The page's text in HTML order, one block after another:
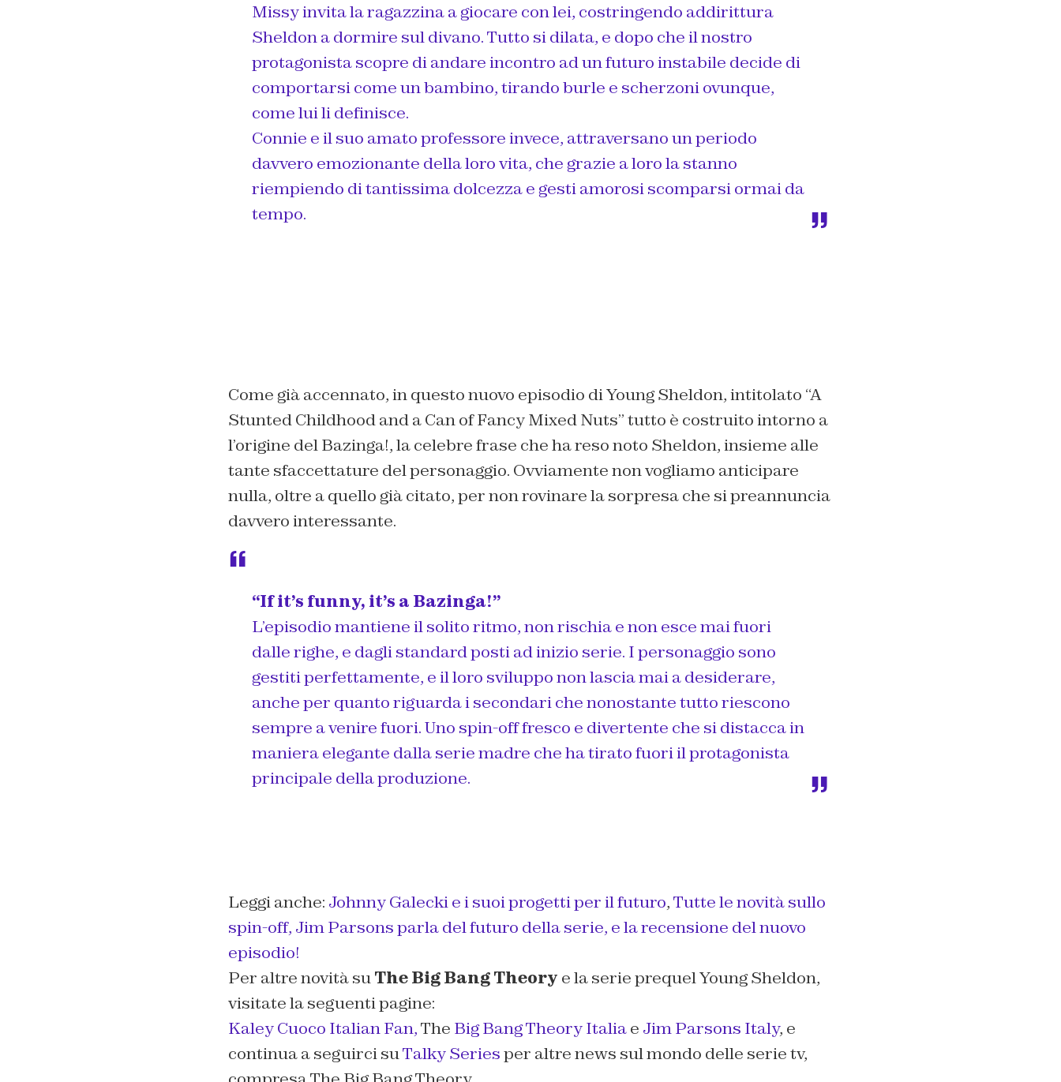
Missyinvita la ragazzina a giocare con lei, costringendo addirittura
Sheldon a dormire sul divano. Tutto si dilata, e dopo che il nostro
protagonista scopre di andare incontro ad un futuro instabile decide di
comportarsi come un bambino, tirando burle e scherzoniovunque,
come lui li definisce.
Connie e il suo amato professore invece, attraversano un periodo
davvero emozionante della loro vita, che grazie a loro la stanno
riempiendo di tantissima dolcezza e gesti amorosi scomparsi ormai da
tempo.
Come già accennato, in questo nuovo episodio di Young Sheldon, intitolato “A
Stunted Childhood and a Can of Fancy Mixed Nuts” tutto è costruito intorno a
l’origine del Bazinga!, la celebre frase che ha reso noto Sheldon, insieme alle
tante sfaccettature del personaggio. Ovviamente non vogliamo anticipare
nulla, oltre a quello già citato, per non rovinare la sorpresa che si preannuncia
davvero interessante.
“If it’s funny, it’s a Bazinga!”
L’episodio mantiene il solito ritmo, non rischia e non esce mai fuori
dalle righe, e dagli standard posti ad inizio serie. I personaggio sono
gestiti perfettamente, e il loro sviluppo non lascia mai a desiderare,
anche per quanto riguarda i secondari che nonostante tutto riescono
sempre a venire fuori. Uno spin-off fresco e divertente che si distacca in
maniera elegante dalla serie madre che ha tirato fuori il protagonista
principale della produzione.
Leggi anche: Johnny Galecki e i suoi progetti per il futuro,Tutte le novità sullo
spin-off, Jim Parsons parla del futuro della serie, e la recensione del nuovo
episodio!
Per altre novità suThe Big Bang Theory e la serie prequelYoung Sheldon,
visitate la seguenti pagine:
Kaley Cuoco Italian Fan,The Big Bang Theory Italiae Jim Parsons Italy, e
continua a seguirci suTalky Seriesper altre news sul mondo delle serie tv,